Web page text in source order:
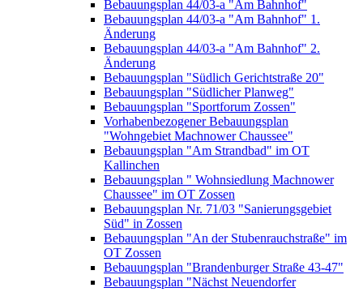
Bebauungsplan 44/03-a "Am Bahnhof"
Bebauungsplan 44/03-a "Am Bahnhof" 1.
Änderung
Bebauungsplan 44/03-a "Am Bahnhof" 2.
Änderung
Bebauungsplan "Südlich Gerichtstraße 20"
Bebauungsplan "Südlicher Planweg"
Bebauungsplan "Sportforum Zossen"
Vorhabenbezogener Bebauungsplan
"Wohngebiet Machnower Chaussee"
Bebauungsplan "Am Strandbad" im OT
Kallinchen
Bebauungsplan " Wohnsiedlung Machnower
Chaussee" im OT Zossen
Bebauungsplan Nr. 71/03 "Sanierungsgebiet
Süd" in Zossen
Bebauungsplan "An der Stubenrauchstraße" im
OT Zossen
Bebauungsplan "Brandenburger Straße 43-47"
Bebauungsplan "Nächst Neuendorfer